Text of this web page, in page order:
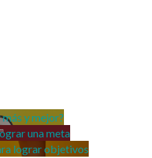
y mejor?
una meta
lograr objetivos